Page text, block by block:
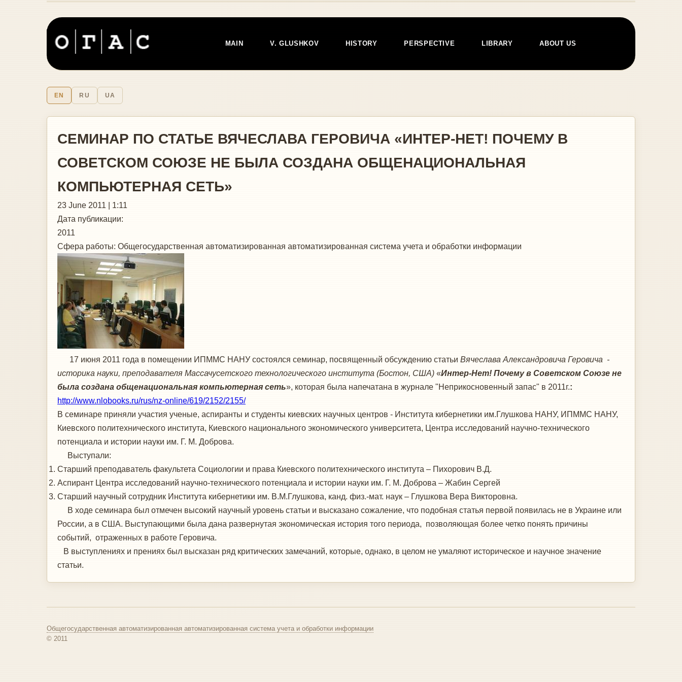
MAIN V. GLUSHKOV HISTORY PERSPECTIVE LIBRARY ABOUT US
EN RU UA
СЕМИНАР ПО СТАТЬЕ ВЯЧЕСЛАВА ГЕРОВИЧА «ИНТЕР-НЕТ! ПОЧЕМУ В
СОВЕТСКОМ СОЮЗЕ НЕ БЫЛА СОЗДАНА ОБЩЕНАЦИОНАЛЬНАЯ
КОМПЬЮТЕРНАЯ СЕТЬ»
23 June 2011 | 1:11
Дата публикации:
2011
Сфера работы: Общегосударственная автоматизированная автоматизированная система учета и обработки информации
17 июня 2011 года в помещении ИПММС НАНУ состоялся семинар, посвященный обсуждению статьи Вячеслава Александровича Геровича -
историка науки, преподавателя Массачусетского технологического института (Бостон, США) «Интер-Нет! Почему в Советском Союзе не
была создана общенациональная компьютерная сеть», которая была напечатана в журнале "Неприкосновенный запас" в 2011г.:
http://www.nlobooks.ru/rus/nz-online/619/2152/2155/
В семинаре приняли участия ученые, аспиранты и студенты киевских научных центров - Института кибернетики им.Глушкова НАНУ, ИПММС НАНУ,
Киевского политехнического института, Киевского национального экономического университета, Центра исследований научно-технического
потенциала и истории науки им. Г. М. Доброва.
Выступали:
Старший преподаватель факультета Социологии и права Киевского политехнического института – Пихорович В.Д.
Аспирант Центра исследований научно-технического потенциала и истории науки им. Г. М. Доброва – Жабин Сергей
Старший научный сотрудник Института кибернетики им. В.М.Глушкова, канд. физ.-мат. наук – Глушкова Вера Викторовна.
В ходе семинара был отмечен высокий научный уровень статьи и высказано сожаление, что подобная статья первой появилась не в Украине или
России, а в США. Выступающими была дана развернутая экономическая история того периода, позволяющая более четко понять причины
событий, отраженных в работе Геровича.
В выступлениях и прениях был высказан ряд критических замечаний, которые, однако, в целом не умаляют историческое и научное значение
статьи.
Общегосударственная автоматизированная автоматизированная система учета и обработки информации
© 2011